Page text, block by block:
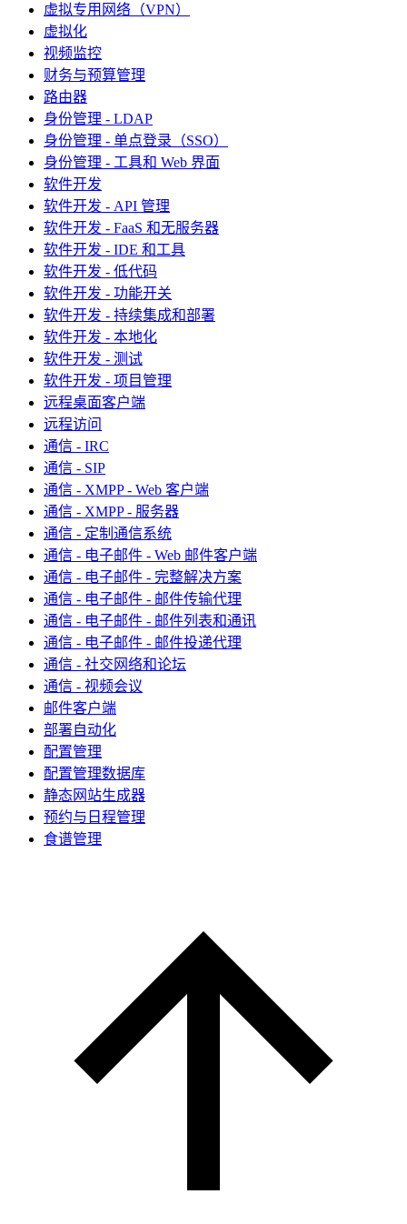
虚拟专用网络（VPN）
虚拟化
视频监控
财务与预算管理
路由器
身份管理 - LDAP
身份管理 - 单点登录（SSO）
身份管理 - 工具和 Web 界面
软件开发
软件开发 - API 管理
软件开发 - FaaS 和无服务器
软件开发 - IDE 和工具
软件开发 - 低代码
软件开发 - 功能开关
软件开发 - 持续集成和部署
软件开发 - 本地化
软件开发 - 测试
软件开发 - 项目管理
远程桌面客户端
远程访问
通信 - IRC
通信 - SIP
通信 - XMPP - Web 客户端
通信 - XMPP - 服务器
通信 - 定制通信系统
通信 - 电子邮件 - Web 邮件客户端
通信 - 电子邮件 - 完整解决方案
通信 - 电子邮件 - 邮件传输代理
通信 - 电子邮件 - 邮件列表和通讯
通信 - 电子邮件 - 邮件投递代理
通信 - 社交网络和论坛
通信 - 视频会议
邮件客户端
部署自动化
配置管理
配置管理数据库
静态网站生成器
预约与日程管理
食谱管理